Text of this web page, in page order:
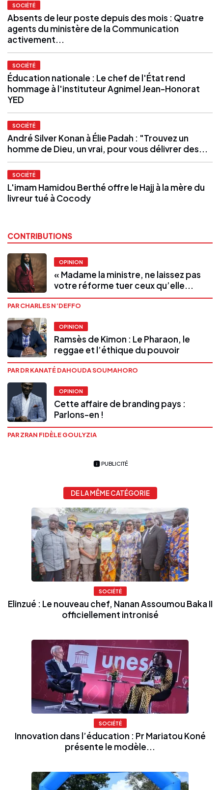
SOCIÉTÉ
Absents de leur poste depuis des mois : Quatre
agents du ministère de la Communication
activement...
SOCIÉTÉ
Éducation nationale : Le chef de l'État rend
hommage à l'instituteur Agnimel Jean-Honorat
YED
SOCIÉTÉ
André Silver Konan à Élie Padah : "Trouvez un
homme de Dieu, un vrai, pour vous délivrer des...
SOCIÉTÉ
L'imam Hamidou Berthé offre le Hajj à la mère du
livreur tué à Cocody
CONTRIBUTIONS
OPINION
« Madame la ministre, ne laissez pas
votre réforme tuer ceux qu’elle...
PAR CHARLES N’DEFFO
OPINION
Ramsès de Kimon : Le Pharaon, le
reggae et l’éthique du pouvoir
PAR DR KANATÉ DAHOUDA SOUMAHORO
OPINION
Cette affaire de branding pays :
Parlons-en !
PAR ZRAN FIDÈLE GOULYZIA
PUBLICITÉ
DE LA MÊME CATÉGORIE
SOCIÉTÉ
Elinzué : Le nouveau chef, Nanan Assoumou Baka II
officiellement intronisé
SOCIÉTÉ
Innovation dans l’éducation : Pr Mariatou Koné
présente le modèle...